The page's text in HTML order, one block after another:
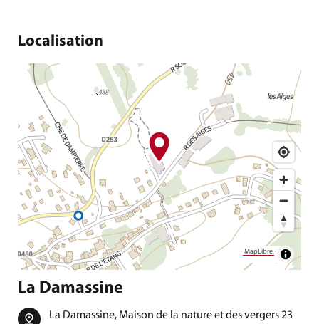
Localisation
MapLibre
La Damassine
La Damassine, Maison de la nature et des vergers 23